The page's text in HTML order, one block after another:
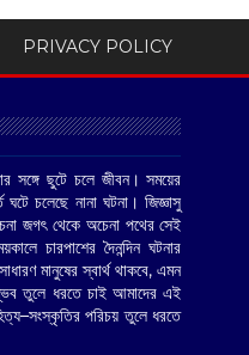
PRIVACY POLICY
সঙ্গে ছুটে চলে জীবন। সময়ের
চলেছে নানা ঘটনা। জিজ্ঞাসু
জগৎ থেকে অচেনা পথের সেই
চারপাশের দৈনন্দিন ঘটনার
মানুষের স্বার্থ থাকবে, এমন
তুলে ধরতে চাই আমাদের এই
পরিচয় তুলে ধরতে